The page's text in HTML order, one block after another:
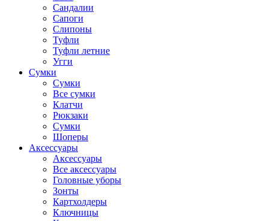
Сандалии
Сапоги
Слипоны
Туфли
Туфли летние
Угги
Сумки
Сумки
Все сумки
Клатчи
Рюкзаки
Сумки
Шоперы
Аксессуары
Аксессуары
Все аксессуары
Головные уборы
Зонты
Картхолдеры
Ключницы